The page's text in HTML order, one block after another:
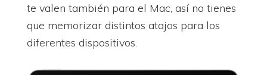
te valen también para el Mac, así no tienes
que memorizar distintos atajos para los
diferentes dispositivos.